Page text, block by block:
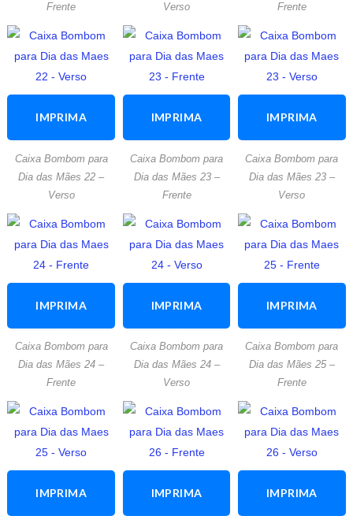
Frente
Verso
Frente
IMPRIMA
ATIVIDADE
Caixa Bombom para
Dia das Mães 22 –
Verso
IMPRIMA
ATIVIDADE
Caixa Bombom para
Dia das Mães 23 –
Frente
IMPRIMA
ATIVIDADE
Caixa Bombom para
Dia das Mães 23 –
Verso
IMPRIMA
ATIVIDADE
Caixa Bombom para
Dia das Mães 24 –
Frente
IMPRIMA
ATIVIDADE
Caixa Bombom para
Dia das Mães 24 –
Verso
IMPRIMA
ATIVIDADE
Caixa Bombom para
Dia das Mães 25 –
Frente
IMPRIMA IMPRIMA IMPRIMA